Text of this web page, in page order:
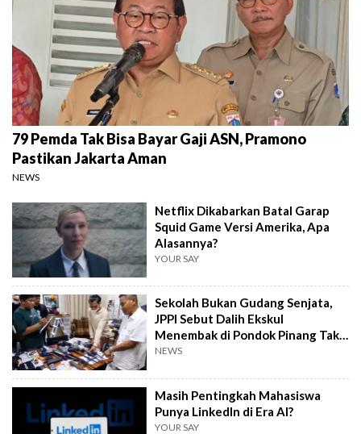
79 Pemda Tak Bisa Bayar Gaji ASN, Pramono
Pastikan Jakarta Aman
NEWS
Netflix Dikabarkan Batal Garap
Squid Game Versi Amerika, Apa
Alasannya?
YOUR SAY
Sekolah Bukan Gudang Senjata,
JPPI Sebut Dalih Ekskul
Menembak di Pondok Pinang Tak
Masuk Akal
NEWS
Masih Pentingkah Mahasiswa
Punya LinkedIn di Era AI?
YOUR SAY